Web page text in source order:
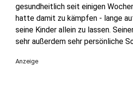
gesundheitlich seit einigen
hatte damit zu kämpfen - lange
seine Kinder allein zu lassen.
sehr außerdem sehr persönliche
Anzeige